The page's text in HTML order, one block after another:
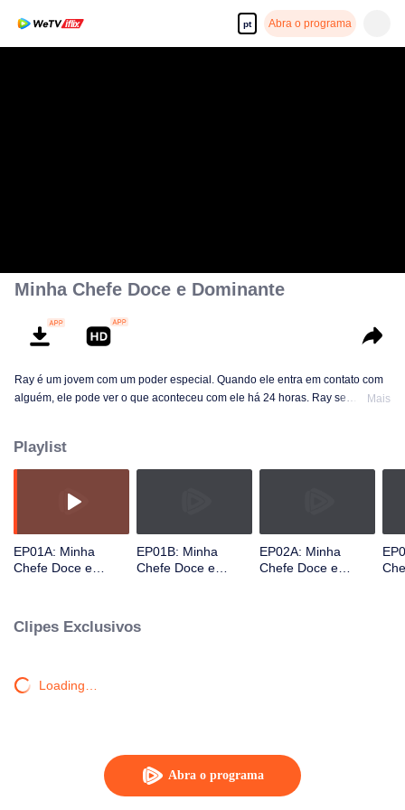
pt Abra o programa
Abra o programa
Minha Chefe Doce e Dominante
Ray é um jovem com um poder especial. Quando ele entra em contato com
alguém, ele pode ver o que aconteceu com ele há 24 horas. Ray se
posição firme no mundo da moda. ​
Mais
Playlist
EP01A: Minha
Chefe Doce e
EP01B: Minha
Chefe Doce e
EP02A: Minha
Chefe Doce e
Clipes Exclusivos
Loading…